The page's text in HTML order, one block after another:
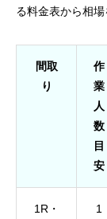
る料金表から相場
間取
り
作
業
人
数
目
安
1R・
1